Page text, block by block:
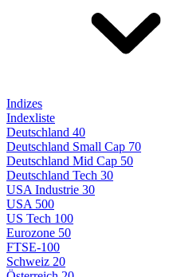
Indizes
Indexliste
Deutschland 40
Deutschland Small Cap 70
Deutschland Mid Cap 50
Deutschland Tech 30
USA Industrie 30
USA 500
US Tech 100
Eurozone 50
FTSE-100
Schweiz 20